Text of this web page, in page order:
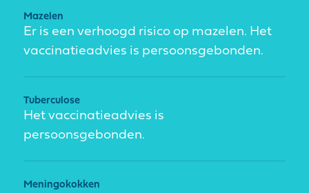
Mazelen
Er is een verhoogd risico op mazelen. Het
vaccinatieadvies is persoonsgebonden.
Tuberculose
Het vaccinatieadvies is
persoonsgebonden.
Meningokokken